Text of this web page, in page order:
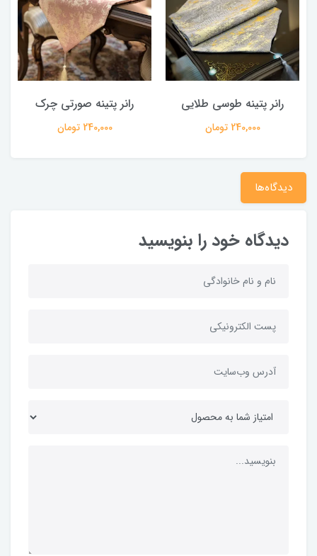
رانر پتینه طوسی طلایی
240,000 تومان
رانر پتینه صورتی چرک
240,000 تومان
دیدگاه‌ها
دیدگاه خود را بنویسید